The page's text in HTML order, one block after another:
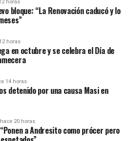
oculto durante más de un mes.
jueves como resultado de un
por efectivos de la Comisaría de la
Segunda de El Soberbio, que
del acusado y proceder a su
en una dependencia policial y a
interviniente, mientras continúa la
delitos de presunto abuso sexual en
horas
bloque: “La Renovación caducó y lo
horas
en octubre y se celebra el Día de
14 horas
detenido por una causa Masi en
hace 20 horas
a Andresito como prócer pero